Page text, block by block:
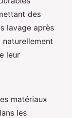
des
lavage après
naturellement
leur
matériaux
les